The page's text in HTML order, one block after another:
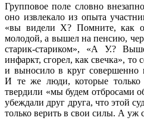
Групповое поле словно
оно извлекало из опыта
«вы видели Х? Помните, как
молодой, а вышел на пенсию,
старик-стариком», «А У.?
инфаркт, сгорел, как свечка», то
и выносило в круг совершенно
И те же люди, которые только
твердили «мы будем отбросами
убеждали друг друга, что этой
только верить в свои силы. А уж